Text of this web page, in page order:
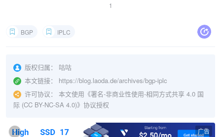
1
BGP IPLC
版权归属：
咕咕
本文链接：
https://blog.laoda.de/archives/bgp-iplc
许可协议：
本文使用《署名-非商业性使用-相同方式共享 4.0 国
际 (CC BY-NC-SA 4.0)》协议授权
× 广告